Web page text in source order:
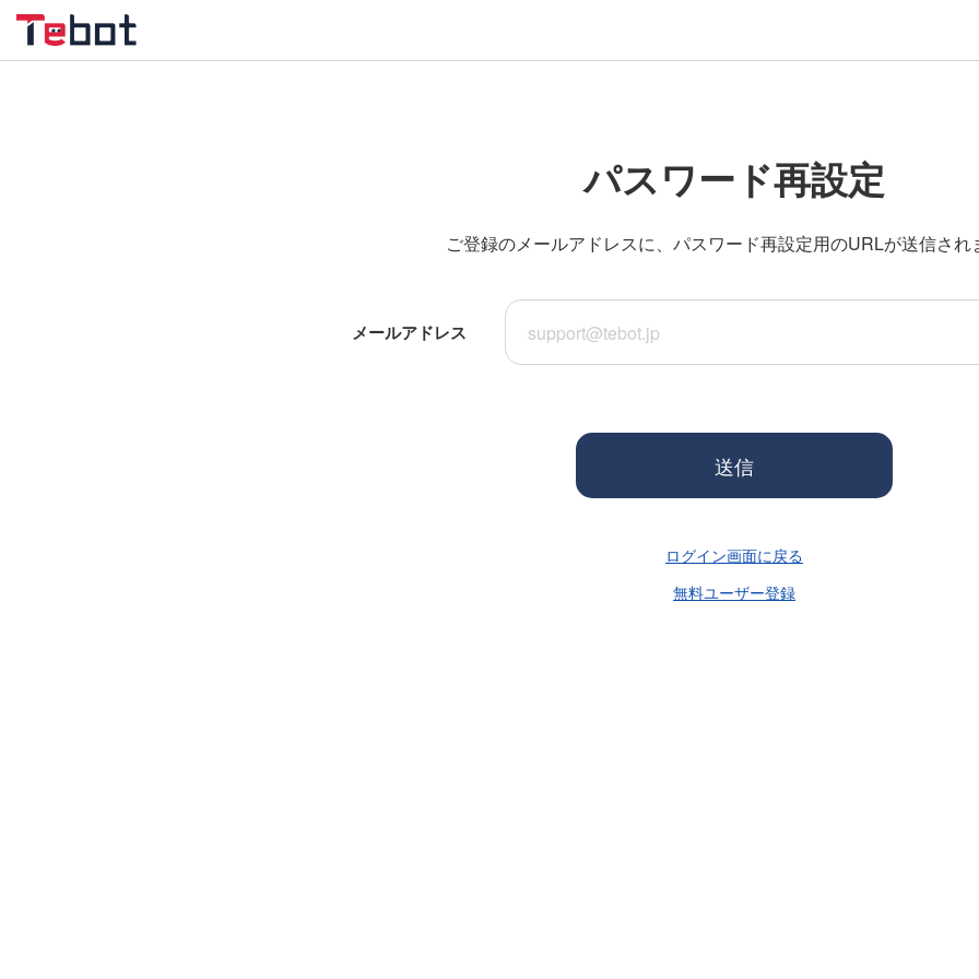
パスワード再設定
ご登録のメールアドレスに、パスワード再設定用のURLが送信され
メールアドレス
ログイン画面に戻る
無料ユーザー登録